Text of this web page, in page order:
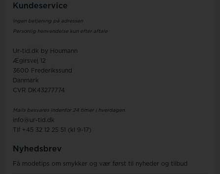
Kundeservice
Ingen betjening på adressen
Personlig henvendelse kun efter aftale
Ur-tid.dk by Houmann
Ægirsvej 12
3600 Frederikssund
Danmark
CVR DK43277774
Mails besvares indenfor 24 timer i hverdagen
info@ur-tid.dk
Tlf +45 32 12 25 51 (kl 9-17)
Nyhedsbrev
Få modetips om smykker og vær først til nyheder og tilbud